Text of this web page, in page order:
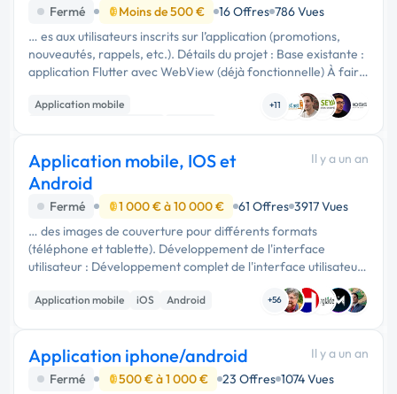
Fermé Moins de 500 € 16 Offres 786 Vues
… es aux utilisateurs inscrits sur l’application (promotions,
nouveautés, rappels, etc.). Détails du projet : Base existante :
application Flutter avec WebView (déjà fonctionnelle) À faire
: Mise à jour du script Flutter (compatibilité avec les …
Application mobile
+11
Application mobile, IOS et
Android
Il y a un an
Fermé 1 000 € à 10 000 € 61 Offres 3917 Vues
… des images de couverture pour différents formats
(téléphone et tablette). Développement de l'interface
utilisateur : Développement complet de l'interface utilisateur
visible avec des données fictives. Configuration de react
native ou …
Application mobile iOS Android +56
Application iphone/android
Il y a un an
Fermé
500 € à 1 000 € 23 Offres 1074 Vues